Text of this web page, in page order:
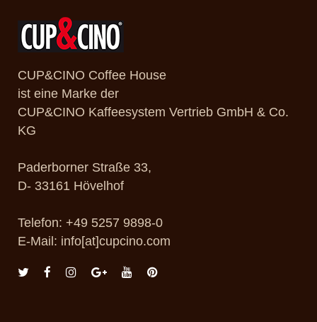
CUP&CINO Coffee House
ist eine Marke der
CUP&CINO Kaffeesystem Vertrieb GmbH & Co.
KG
Paderborner Straße 33,
D- 33161 Hövelhof
Telefon: +49 5257 9898-0
E-Mail: info[at]cupcino.com